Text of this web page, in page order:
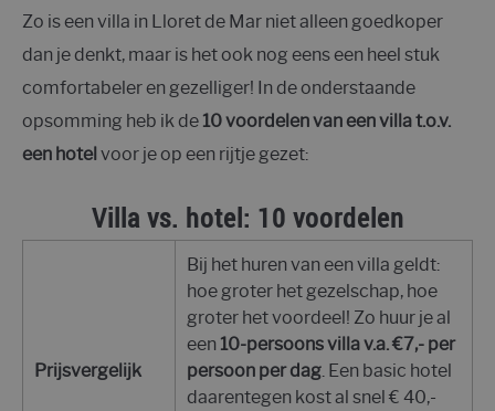
Zo is een villa in Lloret de Mar niet alleen goedkoper
dan je denkt, maar is het ook nog eens een heel stuk
comfortabeler en gezelliger! In de onderstaande
opsomming heb ik de 10 voordelen van een villa t.o.v.
een hotel voor je op een rijtje gezet:
Villa vs. hotel: 10 voordelen
Prijsvergelijk
Bij het huren van een villa geldt:
hoe groter het gezelschap, hoe
groter het voordeel! Zo huur je al
een 10-persoons villa v.a. €7,- per
persoon per dag. Een basic hotel
daarentegen kost al snel € 40,-